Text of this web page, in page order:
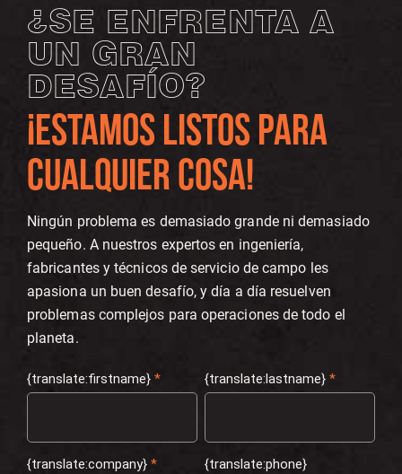
¿SE ENFRENTA A
UN GRAN
DESAFÍO?
¡ESTAMOS LISTOS PARA
CUALQUIER COSA!
Ningún problema es demasiado grande ni demasiado
pequeño. A nuestros expertos en ingeniería,
fabricantes y técnicos de servicio de campo les
apasiona un buen desafío, y día a día resuelven
problemas complejos para operaciones de todo el
planeta.